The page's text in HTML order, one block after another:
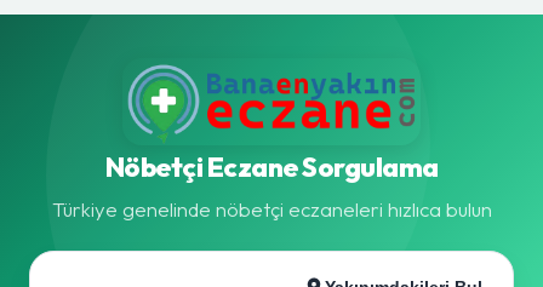
Nöbetçi Eczane Sorgulama
Türkiye genelinde nöbetçi eczaneleri hızlıca bulun